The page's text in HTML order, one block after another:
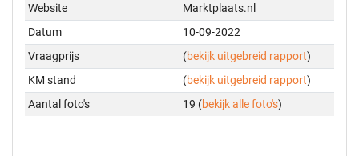
Website
Marktplaats.nl
Datum
10-09-2022
Vraagprijs
(bekijk uitgebreid rapport)
KM stand
(bekijk uitgebreid rapport)
Aantal foto's
19 (bekijk alle foto's)